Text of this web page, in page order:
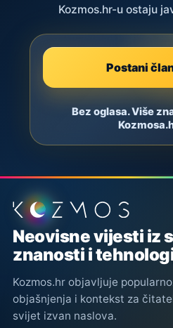
Kozmos.hr-u ostaju
Postani
Bez oglasa. Više
Podnožje stranice
Neovisne vijesti iz
znanosti i
Kozmos.hr objavljuje
objašnjenja i kontekst za
svijet izvan naslova.